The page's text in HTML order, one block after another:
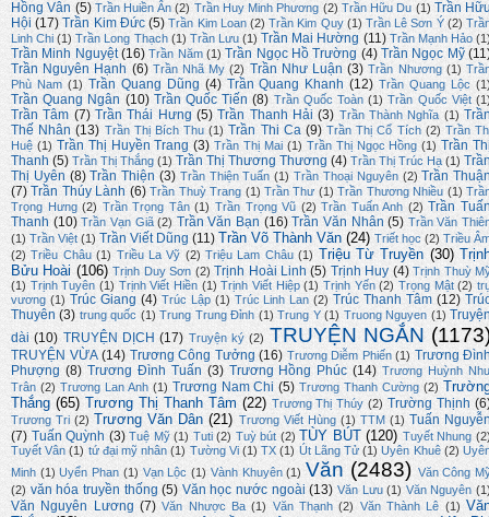
Hồng Vân (5) Trần Huiền Ân (2) Trần Huy Minh Phương (2) Trần Hữu Du (1) Trần
Hội (17) Trần Kim Đức (5) Trần Kim Loan (2) Trần Kim Quy (1) Trần Lê Sơn Ý (2)
Linh Chi (1) Trần Long Thạch (1) Trần Lưu (1) Trần Mai Hường (11) Trần Mạnh Hảo
Trần Minh Nguyệt (16) Trần Năm (1) Trần Ngọc Hồ Trường (4) Trần Ngọc Mỹ
Trần Nguyên Hạnh (6) Trần Nhã My (2) Trần Như Luận (3) Trần Nhương (1)
Phù Nam (1) Trần Quang Dũng (4) Trần Quang Khanh (12) Trần Quang Lộc
Trần Quang Ngân (10) Trần Quốc Tiến (8) Trần Quốc Toàn (1) Trần Quốc Việt
Trần Tâm (7) Trần Thái Hưng (5) Trần Thanh Hải (3) Trần Thành Nghĩa (1)
Thế Nhân (13) Trần Thị Bích Thu (1) Trần Thi Ca (9) Trần Thị Cổ Tích (2) Trần
Huệ (1) Trần Thị Huyền Trang (3) Trần Thị Mai (1) Trần Thị Ngọc Hồng (1) Trần
Thanh (5) Trần Thị Thắng (1) Trần Thị Thương Thương (4) Trần Thị Trúc Hạ (1)
Thị Uyên (8) Trần Thiện (3) Trần Thiện Tuấn (1) Trần Thoại Nguyên (2) Trần
(7) Trần Thúy Lành (6) Trần Thuỳ Trang (1) Trần Thư (1) Trần Thương Nhiều (1)
Trọng Hưng (2) Trần Trọng Tân (1) Trần Trọng Vũ (2) Trần Tuấn Anh (2) Trần
Thanh (10) Trần Vạn Giã (2) Trần Văn Bạn (16) Trần Văn Nhân (5) Trần Văn
(1) Trần Việt (1) Trần Viết Dũng (11) Trần Võ Thành Văn (24) Triết học (2) Triều
(2) Triều Châu (1) Triều La Vỹ (2) Triệu Lam Châu (1) Triệu Từ Truyền (30)
Bửu Hoài (106) Trịnh Duy Sơn (2) Trịnh Hoài Linh (5) Trịnh Huy (4) Trịnh Thuỳ
(1) Trịnh Tuyên (1) Trịnh Viết Hiền (1) Trịnh Viết Hiệp (1) Trịnh Yến (2) Trọng Mật (2)
vương (1) Trúc Giang (4) Trúc Lập (1) Trúc Linh Lan (2) Trúc Thanh Tâm (12)
Thuyên (3) trung quốc (1) Trung Trung Đỉnh (1) Trung Y (1) Truong Nguyen (1)
dài (10) TRUYỆN DỊCH (17) Truyện ký (2) TRUYỆN NGẮN
TRUYỆN VỪA (14) Trương Công Tưởng (16) Trương Diễm Phiến (1) Trương
Phượng (8) Trương Đình Tuấn (3) Trương Hồng Phúc (14) Trương Huỳnh
Trân (2) Trương Lan Anh (1) Trương Nam Chi (5) Trương Thanh Cường (2)
Thắng (65) Trương Thị Thanh Tâm (22) Trương Thị Thúy (2) Trường Thịnh
Trương Tri (2) Trương Văn Dân (21) Trương Viết Hùng (1) TTM (1) Tuấn
(7) Tuấn Quỳnh (3) Tuệ Mỹ (1) Tuti (2) Tuỳ bút (2) TÙY BÚT (120) Tuyết Nhung
Tuyết Vân (1) tứ đại mỹ nhân (1) Tường Vi (1) TX (1) Út Lãng Tử (1) Uyên Khuê (2)
Minh (1) Uyển Phan (1) Vạn Lộc (1) Vành Khuyên (1) Văn (2483) Văn Công
(2) văn hóa truyền thống (5) Văn học nước ngoài (13) Văn Lưu (1) Văn Nguyên
Văn Nguyên Lương (7) Văn Nhược Ba (1) Văn Thạnh (2) Văn Thành Lê (1)